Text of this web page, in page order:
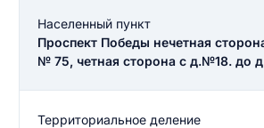
Населенный пункт
Проспект Победы нечетная
№ 75, четная сторона с д.№18. до
Территориальное деление